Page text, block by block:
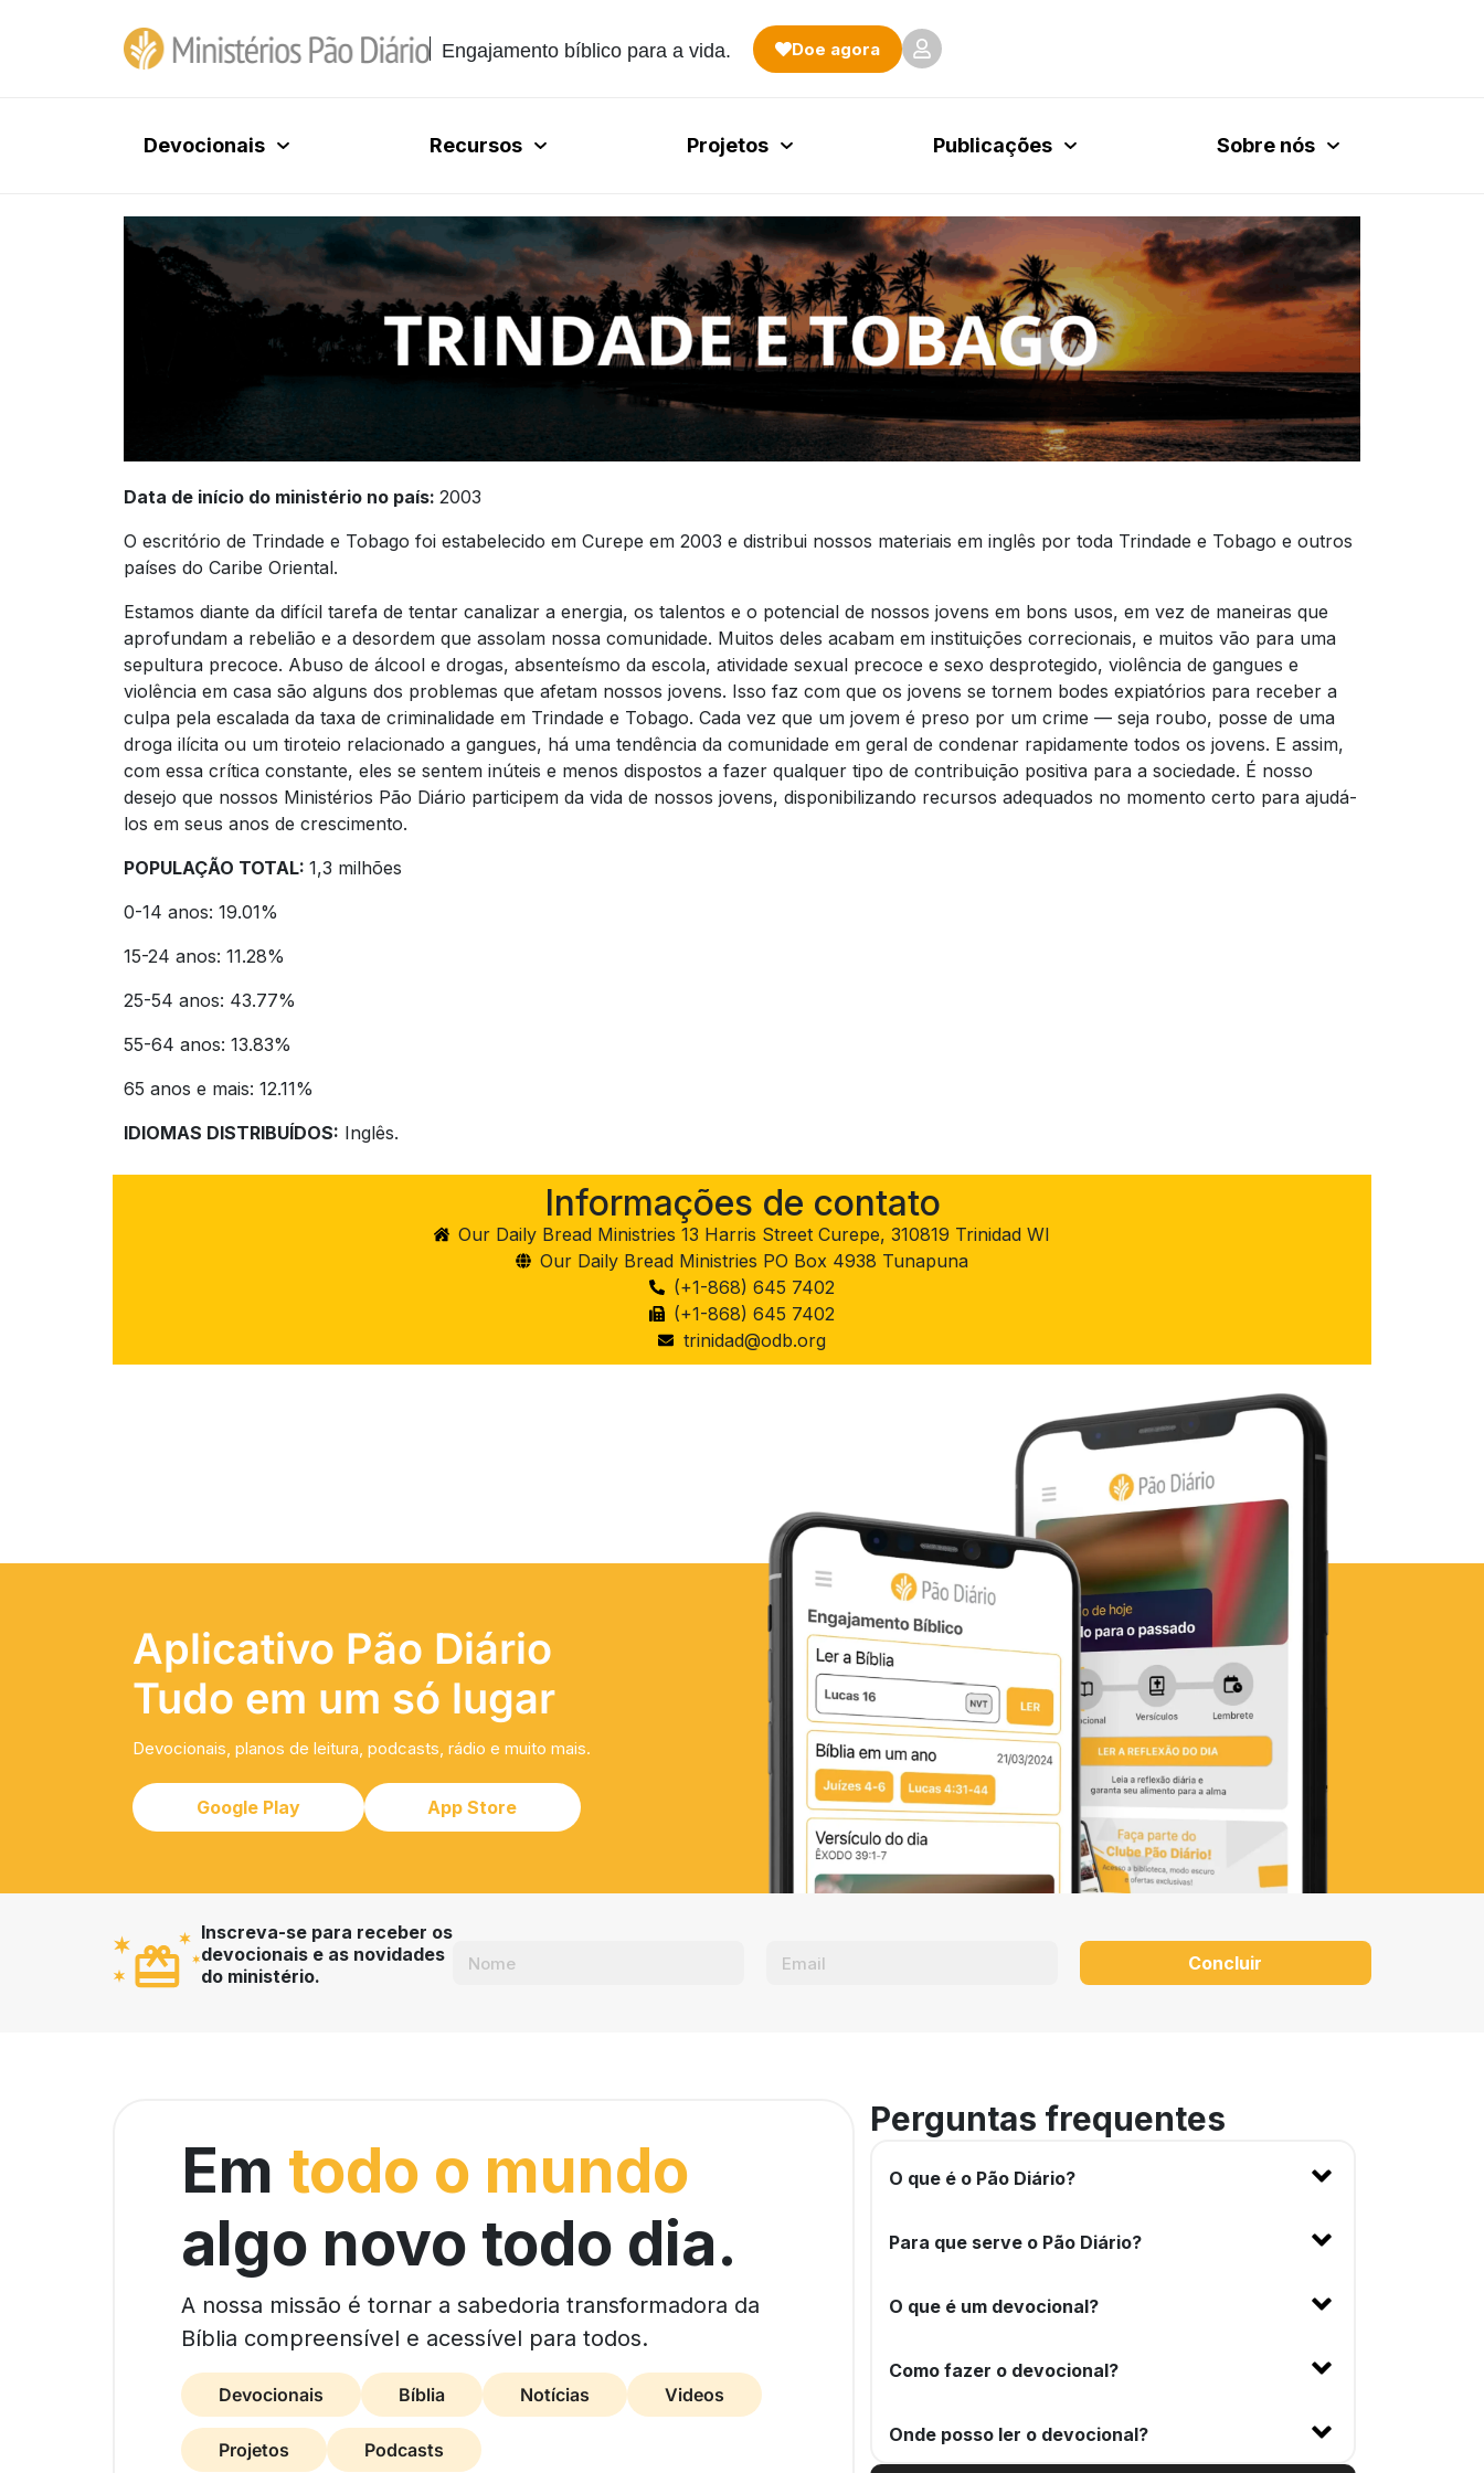
Engajamento bíblico para a vida. Doe agora
Devocionais Recursos Projetos Publicações Sobre nós
Data de início do ministério no país: 2003
O escritório de Trindade e Tobago foi estabelecido em Curepe em 2003 e distribui nossos materiais em inglês por toda Trindade e Tobago e outros
países do Caribe Oriental.
Estamos diante da difícil tarefa de tentar canalizar a energia, os talentos e o potencial de nossos jovens em bons usos, em vez de maneiras que
aprofundam a rebelião e a desordem que assolam nossa comunidade. Muitos deles acabam em instituições correcionais, e muitos vão para uma
sepultura precoce. Abuso de álcool e drogas, absenteísmo da escola, atividade sexual precoce e sexo desprotegido, violência de gangues e
violência em casa são alguns dos problemas que afetam nossos jovens. Isso faz com que os jovens se tornem bodes expiatórios para receber a
culpa pela escalada da taxa de criminalidade em Trindade e Tobago. Cada vez que um jovem é preso por um crime — seja roubo, posse de uma
droga ilícita ou um tiroteio relacionado a gangues, há uma tendência da comunidade em geral de condenar rapidamente todos os jovens. E assim,
com essa crítica constante, eles se sentem inúteis e menos dispostos a fazer qualquer tipo de contribuição positiva para a sociedade. É nosso
desejo que nossos Ministérios Pão Diário participem da vida de nossos jovens, disponibilizando recursos adequados no momento certo para ajudá-
los em seus anos de crescimento.
POPULAÇÃO TOTAL: 1,3 milhões
0-14 anos: 19.01%
15-24 anos: 11.28%
25-54 anos: 43.77%
55-64 anos: 13.83%
65 anos e mais: 12.11%
IDIOMAS DISTRIBUÍDOS: Inglês.
Informações de contato
Our Daily Bread Ministries 13 Harris Street Curepe, 310819 Trinidad WI
Our Daily Bread Ministries PO Box 4938 Tunapuna
(+1-868) 645 7402
(+1-868) 645 7402
trinidad@odb.org
Aplicativo Pão Diário
Tudo em um só lugar
Devocionais, planos de leitura, podcasts, rádio e muito mais.
Google Play App Store
Inscreva-se para receber os
devocionais e as novidades
do ministério.
Concluir
Em todo o mundo
algo novo todo dia.
A nossa missão é tornar a sabedoria transformadora da
Bíblia compreensível e acessível para todos.
Devocionais Bíblia Notícias Videos
Projetos Podcasts
Perguntas frequentes
O que é o Pão Diário?
Para que serve o Pão Diário?
O que é um devocional?
Como fazer o devocional?
Onde posso ler o devocional?